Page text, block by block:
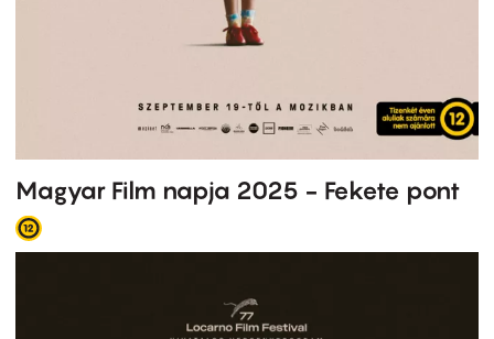
Magyar Film napja 2025 - Fekete pont